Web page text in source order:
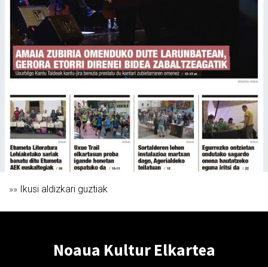
»» Ikusi aldizkari guztiak
Noaua Kultur Elkartea